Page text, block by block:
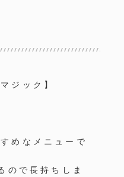
ジック】
めなメニューで
ので長持ちしま